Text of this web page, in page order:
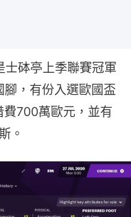
士砵亭上季聯賽冠軍
，有份入選歐國盃
費700萬歐元，並有
。